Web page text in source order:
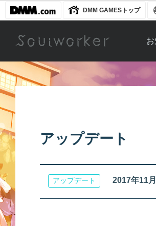
DMM GAMESトップ
お
アップデート
アップデート 2017年11